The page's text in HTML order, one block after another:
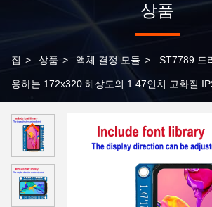
상품
집 > 상품 > 액체 결정 모듈 > ST7789 드
용하는 172x320 해상도의 1.47인치 고화질
능, 세그먼트 LCD 디스플레이, seg